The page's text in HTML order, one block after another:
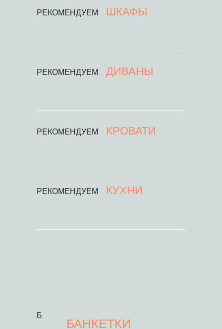
РЕКОМЕНДУЕМ ШКАФЫ
РЕКОМЕНДУЕМ ДИВАНЫ
РЕКОМЕНДУЕМ КРОВАТИ
РЕКОМЕНДУЕМ КУХНИ
Б
БАНКЕТКИ